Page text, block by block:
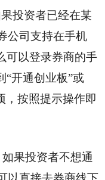
投资者已经在某
公司支持在手机
可以登录券商的手
“开通创业板”或
，按照提示操作即
如果投资者不想通